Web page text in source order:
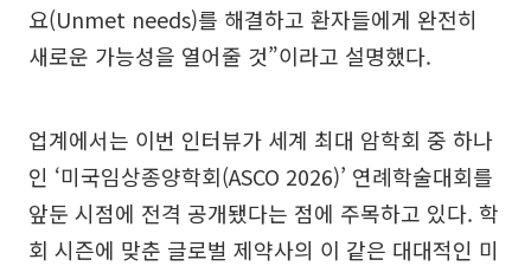
요(Unmet needs)를 해결하고 환자들에게 완전히
새로운 가능성을 열어줄 것”이라고 설명했다.
업계에서는 이번 인터뷰가 세계 최대 암학회 중 하나
인 ‘미국임상종양학회(ASCO 2026)’ 연례학술대회를
앞둔 시점에 전격 공개됐다는 점에 주목하고 있다. 학
회 시즌에 맞춘 글로벌 제약사의 이 같은 대대적인 미